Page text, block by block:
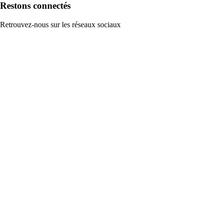
Restons connectés
Retrouvez-nous sur les réseaux sociaux